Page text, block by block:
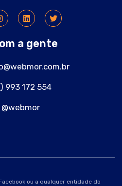
a gente
993 172 554
@webmor
ou a qualquer entidade do